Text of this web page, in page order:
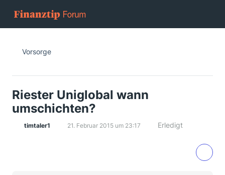
Vorsorge
Riester Uniglobal wann
umschichten?
timtaler1 21. Februar 2015 um 23:17 Erledigt